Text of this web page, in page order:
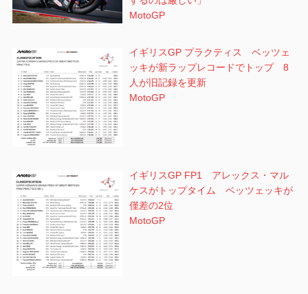
MotoGP
イギリスGP プラクティス ベッツェ
ッキが新ラップレコードでトップ 8
人が旧記録を更新
MotoGP
イギリスGP FP1 アレックス・マル
ケスがトップタイム ベッツェッキが
僅差の2位
MotoGP